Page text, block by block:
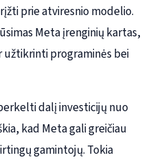
prie atviresnio modelio.
Meta įrenginių kartas,
programinės bei
dalį investicijų nuo
kad Meta gali greičiau
gamintojų. Tokia